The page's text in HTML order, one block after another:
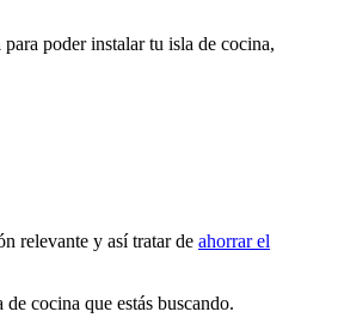
para poder instalar tu isla de cocina,
relevante y así tratar de ahorrar el
cocina que estás buscando.